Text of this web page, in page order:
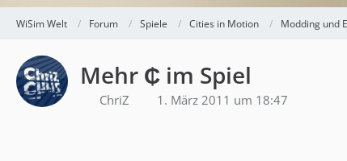
WiSim Welt Forum Spiele Cities in Motion Modding und
Mehr ₵ im Spiel
ChriZ 1. März 2011 um 18:47